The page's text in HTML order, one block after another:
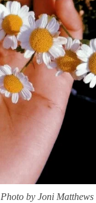
Photo by Joni Matthews